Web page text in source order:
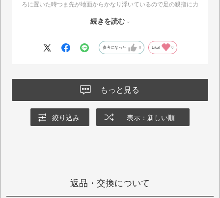
ろに置いた時つま先が地面からかなり浮いているので足の親指に力
それと、内側の縫い目？に肌にあたると痛い部分があり短い靴下で
カラーはダークブラウンにしましたがとても良い色でした。
続きを読む
参考になった 0 Like! 0
もっと見る
絞り込み 表示：新しい順
返品・交換について